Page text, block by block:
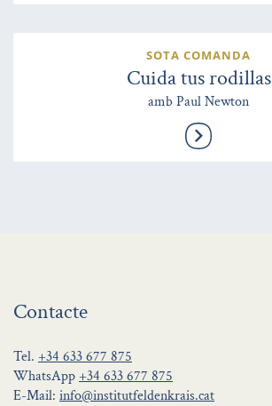
SOTA COMANDA
Cuida tus rodillas
amb Paul Newton
Contacte
Tel. +34 633 677 875
WhatsApp +34 633 677 875
E-Mail: info@institutfeldenkrais.cat